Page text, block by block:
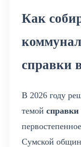
Как
справки
В 2026 году
темой
Сумской